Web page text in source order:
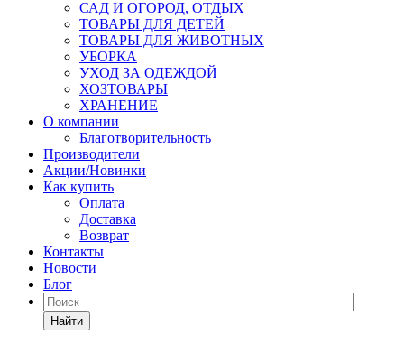
САД И ОГОРОД, ОТДЫХ
ТОВАРЫ ДЛЯ ДЕТЕЙ
ТОВАРЫ ДЛЯ ЖИВОТНЫХ
УБОРКА
УХОД ЗА ОДЕЖДОЙ
ХОЗТОВАРЫ
ХРАНЕНИЕ
О компании
Благотворительность
Производители
Акции/Новинки
Как купить
Оплата
Доставка
Возврат
Контакты
Новости
Блог
Найти